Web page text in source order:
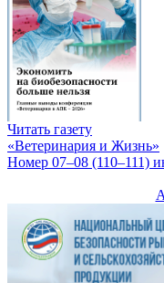
Читать газету
«Ветеринария и Жизнь»
Номер 07–08 (110–111)